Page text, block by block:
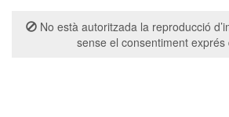
No està autoritzada la reproducció
sense el consentiment